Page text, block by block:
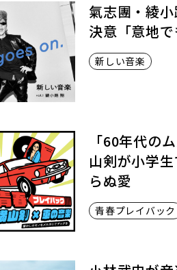
氣志團・綾
決意「意地で
新しい音楽
「60年代の
山剣が小学
らぬ愛
青春プレイバック